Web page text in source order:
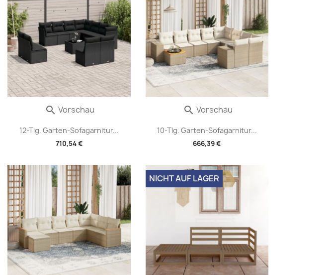
12-Tlg. Garten-Sofagarnitur...
710,54 €
 Vorschau
10-Tlg. Garten-Sofagarnitur...
666,39 €
 Vorschau
NICHT AUF LAGER